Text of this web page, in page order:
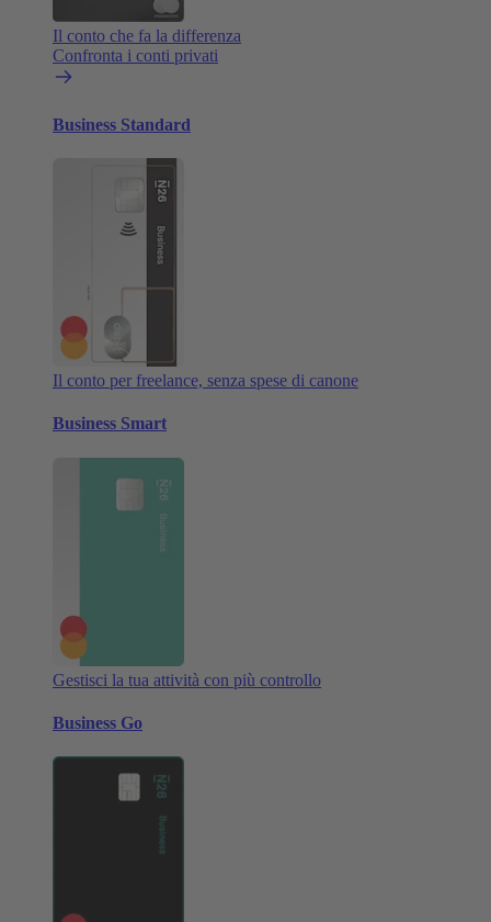
Il conto che fa la differenza
Confronta i conti privati
Business Standard
Il conto per freelance, senza spese di canone
Business Smart
Gestisci la tua attività con più controllo
Business Go